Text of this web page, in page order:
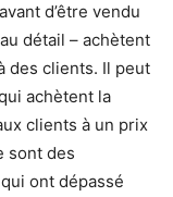
d’être vendu
détail – achètent
des clients. Il peut
achètent la
clients à un prix
sont des
ont dépassé